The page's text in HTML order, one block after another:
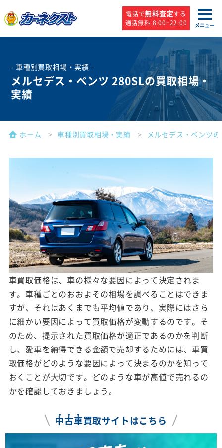
電話で無料査定する
通話無料 8:00~22:00
メニュー
- 車種別買取相場・実績 -
メルセデス・ベンツ 280SLの買取相場・
実績
ホーム 車種別買取相場・実績 メルセデス・ベンツ
車買取価格は、車の様々な要因によって決定されま
す。車種ごとのおおよその相場を調べることはできま
すが、それはあくまでも平均値であり、実際にはさら
に細かい要因によって買取価格が変動するのです。そ
のため、提示された買取価格が適正であるのかを判断
し、愛車を納得できる金額で売却するためには、車買
取価格がどのような要因によって決まるのかを知って
おくことが大切です。どのような車が高値で売れるの
かを確認しておきましょう。
中古車買取サイトはこちら